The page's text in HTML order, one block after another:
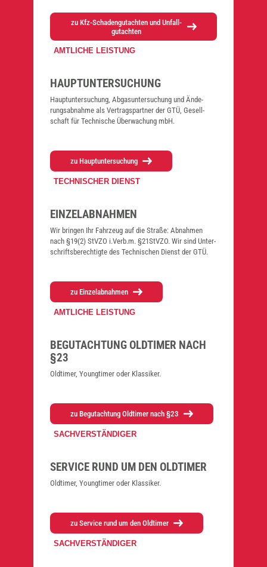
zu Kfz-Scha­den­gut­ach­ten und Unfall­
gut­ach­ten
AMTLICHE LEISTUNG
HAUPT­UNTER­SUCHUNG
Haupt­unter­suchung, Abgas­un­ter­su­chung und Ände­
rungs­ab­nah­me als Ver­trags­part­ner der GTÜ, Gesell­
schaft für Tech­ni­sche Über­wa­chung mbH.
zu Haupt­unter­suchung
TECHNISCHER DIENST
EIN­ZEL­AB­NAH­MEN
Wir brin­gen Ihr Fahr­zeug auf die Stra­ße: Abnah­men
nach §19(2) StV­ZO i.Verb.m. §21StVZO. Wir sind Unter­
schrifts­be­rech­tig­te des Tech­ni­schen Dienst der GTÜ.
zu Ein­zel­ab­nah­men
AMTLICHE LEISTUNG
BEGUT­ACH­TUNG OLD­TI­MER NACH
§23
Old­ti­mer, Young­timer oder Klas­si­ker.
zu Begut­ach­tung Old­ti­mer nach §23
SACHVERSTÄNDIGER
SER­VICE RUND UM DEN OLD­TI­MER
Old­ti­mer, Young­timer oder Klas­si­ker.
zu Ser­vice rund um den Old­ti­mer
SACHVERSTÄNDIGER